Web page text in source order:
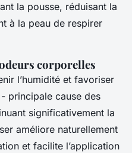
la pousse, réduisant la
à la peau de respirer
corporelles
l’humidité et favoriser
principale cause des
significativement la
améliore naturellement
et facilite l’application